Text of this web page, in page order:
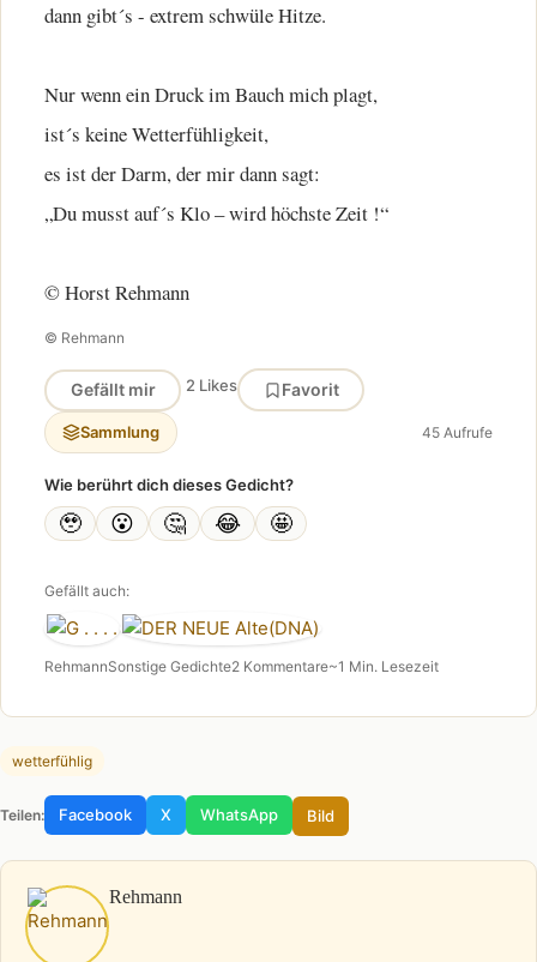
dann gibt´s - extrem schwüle Hitze.
Nur wenn ein Druck im Bauch mich plagt,
ist´s keine Wetterfühligkeit,
es ist der Darm, der mir dann sagt:
„Du musst auf´s Klo – wird höchste Zeit !“
© Horst Rehmann
© Rehmann
Gefällt mir 2 Likes Favorit
Sammlung 45 Aufrufe
Wie berührt dich dieses Gedicht?
🥹 😮 🤔 😂 🤩
Gefällt auch:
RehmannSonstige Gedichte2 Kommentare~1 Min. Lesezeit
wetterfühlig
Teilen: Facebook X WhatsApp Bild
Rehmann